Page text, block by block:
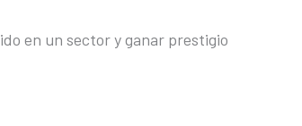
en un sector y ganar prestigio